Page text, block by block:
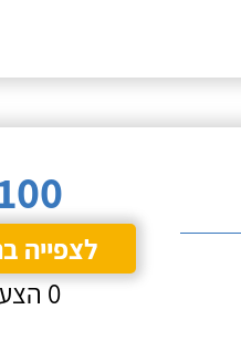
לצפייה
0 הצעות מחיר